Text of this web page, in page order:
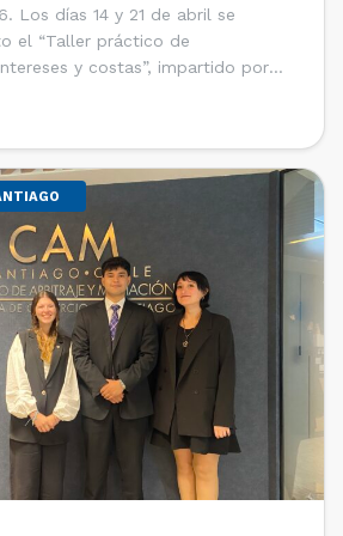
Los días 14 y 21 de abril se
el “Taller práctico de
y costas”, impartido por
de Chile y Magíster en Economía
Chicago) y María Luisa Petitpas